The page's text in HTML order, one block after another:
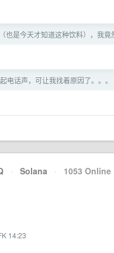
也是今天才知道这种饮料），我竟
电话声，可让我找着原因了。。。
· Solana · 1053 Online
14:23